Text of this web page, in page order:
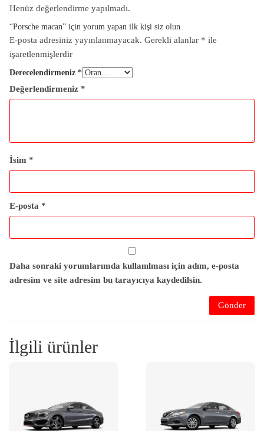
Henüz değerlendirme yapılmadı.
“Porsche macan” için yorum yapan ilk kişi siz olun
E-posta adresiniz yayınlanmayacak. Gerekli alanlar * ile
işaretlenmişlerdir
Derecelendirmeniz *
Değerlendirmeniz *
İsim *
E-posta *
Daha sonraki yorumlarımda kullanılması için adım, e-posta
adresim ve site adresim bu tarayıcıya kaydedilsin.
İlgili ürünler